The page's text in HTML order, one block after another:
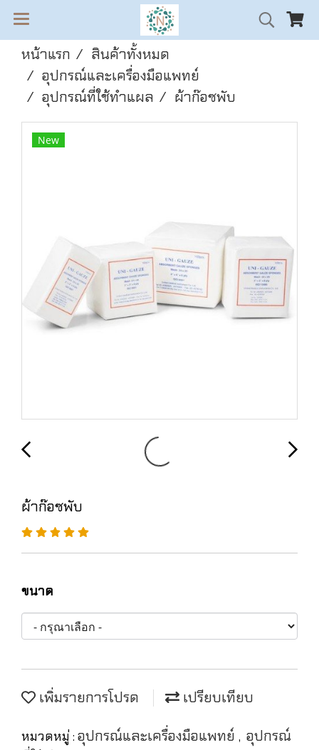
หน้าแรก
สินค้าทั้งหมด
อุปกรณ์และเครื่องมือแพทย์
อุปกรณ์ที่ใช้ทำแผล
ผ้าก๊อซพับ
New
ผ้าก๊อซพับ
ขนาด
เพิ่มรายการโปรด เปรียบเทียบ
หมวดหมู่ : อุปกรณ์และเครื่องมือแพทย์ , อุปกรณ์